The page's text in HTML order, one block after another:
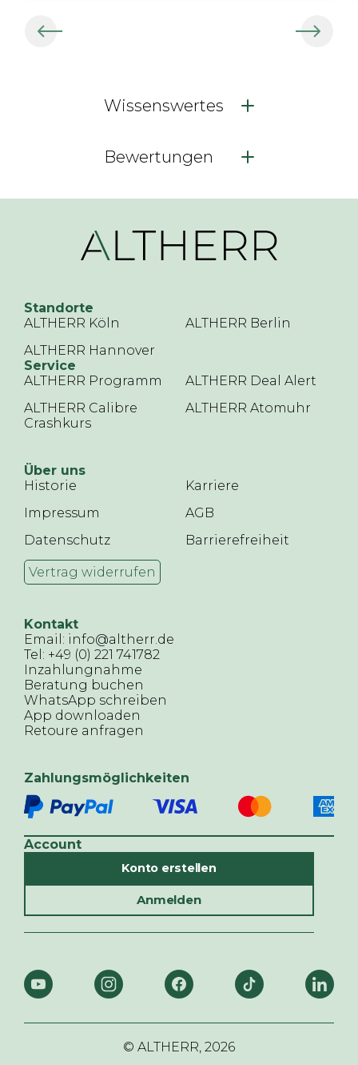
Wissenswertes
Bewertungen
Standorte
ALTHERR Köln
ALTHERR Berlin
ALTHERR Hannover
Service
ALTHERR Programm
ALTHERR Deal Alert
ALTHERR Calibre
Crashkurs
ALTHERR Atomuhr
Über uns
Historie
Karriere
Impressum
AGB
Datenschutz
Barrierefreiheit
Vertrag widerrufen
Kontakt
Email: info@altherr.de
Tel: +49 (0) 221 741782
Inzahlungnahme
Beratung buchen
WhatsApp schreiben
App downloaden
Retoure anfragen
Zahlungsmöglichkeiten
Account
Konto erstellen
Anmelden
© ALTHERR, 2026